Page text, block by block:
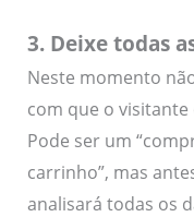
3. Deixe todas
Neste momento
com que o visitante
Pode ser um
carrinho”, mas
analisará todas os